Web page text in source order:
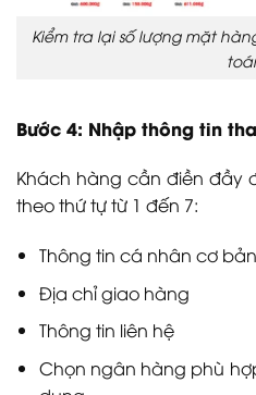
Kiểm tra lại số lượng mặt
Bước 4: Nhập thông tin
Khách hàng cần điền đầy
theo thứ tự từ 1 đến 7:
Thông tin cá nhân cơ bản
Địa chỉ giao hàng
Thông tin liên hệ
Chọn ngân hàng phù